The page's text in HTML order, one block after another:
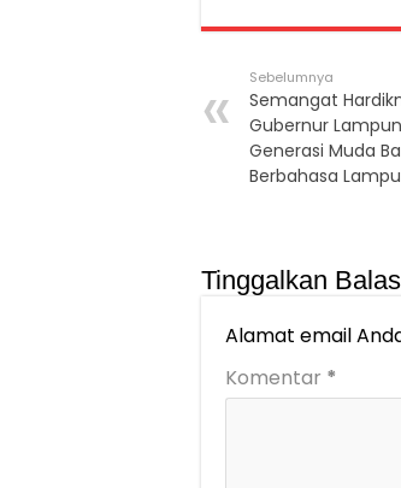
Sebelumnya
Semangat
Gubernur
Generasi Muda
Berbahasa
Tinggalkan
Alamat email
Komentar *